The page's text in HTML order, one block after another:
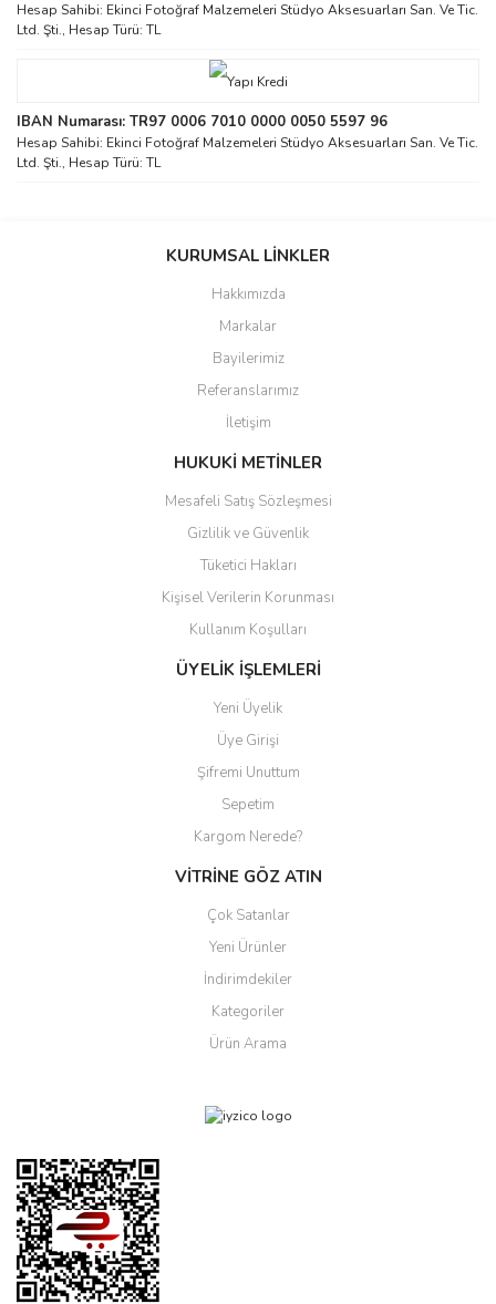
Hesap Sahibi: Ekinci Fotoğraf Malzemeleri Stüdyo Aksesuarları San. Ve Tic.
Ltd. Şti., Hesap Türü: TL
IBAN Numarası: TR97 0006 7010 0000 0050 5597 96
Hesap Sahibi: Ekinci Fotoğraf Malzemeleri Stüdyo Aksesuarları San. Ve Tic.
Ltd. Şti., Hesap Türü: TL
KURUMSAL LİNKLER
Hakkımızda
Markalar
Bayilerimiz
Referanslarımız
İletişim
HUKUKİ METİNLER
Mesafeli Satış Sözleşmesi
Gizlilik ve Güvenlik
Tüketici Hakları
Kişisel Verilerin Korunması
Kullanım Koşulları
ÜYELİK İŞLEMLERİ
Yeni Üyelik
Üye Girişi
Şifremi Unuttum
Sepetim
Kargom Nerede?
VİTRİNE GÖZ ATIN
Çok Satanlar
Yeni Ürünler
İndirimdekiler
Kategoriler
Ürün Arama